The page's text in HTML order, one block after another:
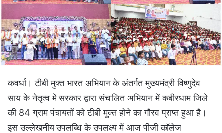
कवर्धा। टीबी मुक्त भारत अभियान के अंतर्गत मुख्यमंत्री विष्णुदेव
साय के नेतृत्व में सरकार द्वारा संचालित अभियान में कबीरधाम जिले
की 84 ग्राम पंचायतों को टीबी मुक्त होने का गौरव प्राप्त हुआ है।
इस उल्लेखनीय उपलब्धि के उपलक्ष्य में आज पीजी कॉलेज